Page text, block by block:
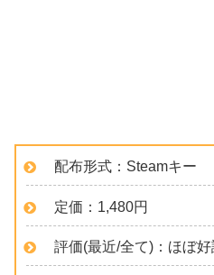
配布形式：Steamキー
定価：1,480円
評価(最近/全て)：ほぼ